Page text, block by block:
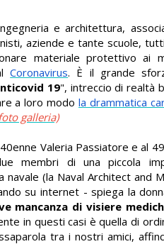
e architettura,
aziende e tante scuole,
materiale protettivo ai
Coronavirus. È il grande
19", intreccio di realtà
a loro modo la drammatica
galleria)
Valeria Passiatore e al
membri di una piccola
navale (la Naval Architect and
su internet - spiega la
mancanza di visiere
in questi casi è quella di
tra i nostri amici,